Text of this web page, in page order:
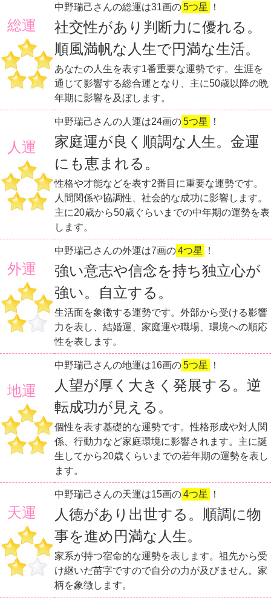
総運
中野瑞己さんの総運は31画の5つ星 ！
社交性があり判断力に優れる。
順風満帆な人生で円満な生活。
あなたの人生を表す1番重要な運勢です。生涯を
通じて影響する総合運となり、主に50歳以降の晩
年期に影響を及ぼします。
人運
中野瑞己さんの人運は24画の5つ星 ！
家庭運が良く順調な人生。金運
にも恵まれる。
性格や才能などを表す2番目に重要な運勢です。
人間関係や協調性、社会的な成功に影響します。
主に20歳から50歳ぐらいまでの中年期の運勢を表
します。
外運
中野瑞己さんの外運は7画の4つ星 ！
強い意志や信念を持ち独立心が
強い。自立する。
生活面を象徴する運勢です。外部から受ける影響
力を表し、結婚運、家庭運や職場、環境への順応
性を表します。
地運
中野瑞己さんの地運は16画の5つ星 ！
人望が厚く大きく発展する。逆
転成功が見える。
個性を表す基礎的な運勢です。性格形成や対人関
係、行動力など家庭環境に影響されます。主に誕
生してから20歳くらいまでの若年期の運勢を表し
ます。
天運
中野瑞己さんの天運は15画の4つ星 ！
人徳があり出世する。順調に物
事を進め円満な人生。
家系が持つ宿命的な運勢を表します。祖先から受
け継いだ苗字ですので自分の力が及びません。家
柄を象徴します。